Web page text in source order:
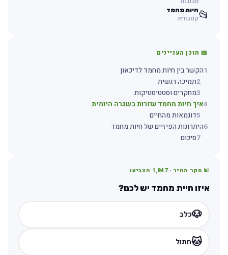
📂חיות מחמד
קטגוריה
📖 תוכן העניינים
הקשר בין חיות מחמד לדיכאון
2תמיכה רגשית
מחקרים וסטטיסטיקות
איך חיות מחמד עוזרות בשגרה היומית
דוגמאות מהחיים
6היתרונות הפיזיים של חיות מחמד
7סיכום
📊 סקר מהיר · 1,847הצביעו
איזו חיית מחמד יש לכם?
🐶כלב
🐱חתול